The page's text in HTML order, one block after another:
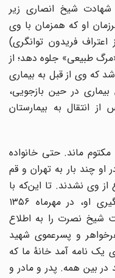
شیخ انصاری زیر
او که همزمان با وی
فریدون توانگری)
طبیعی» جلوه دهد؛ از
وی از قبل به بیماری
در حین بازجویی،
به بیمارستان
ماند. حتی خانواده
چند بار به تهران و قم
وی نشدند. تا این‌که با
گذشت یک‌سال‌و‌نیم از ماجرای دستگیری او، در مهرماه ۱۳۵۶
نصرت را به اطلاع
و پسرعموی شهید
نامه آمد خانهٔ ما که
بین همه. پدر و مادر و